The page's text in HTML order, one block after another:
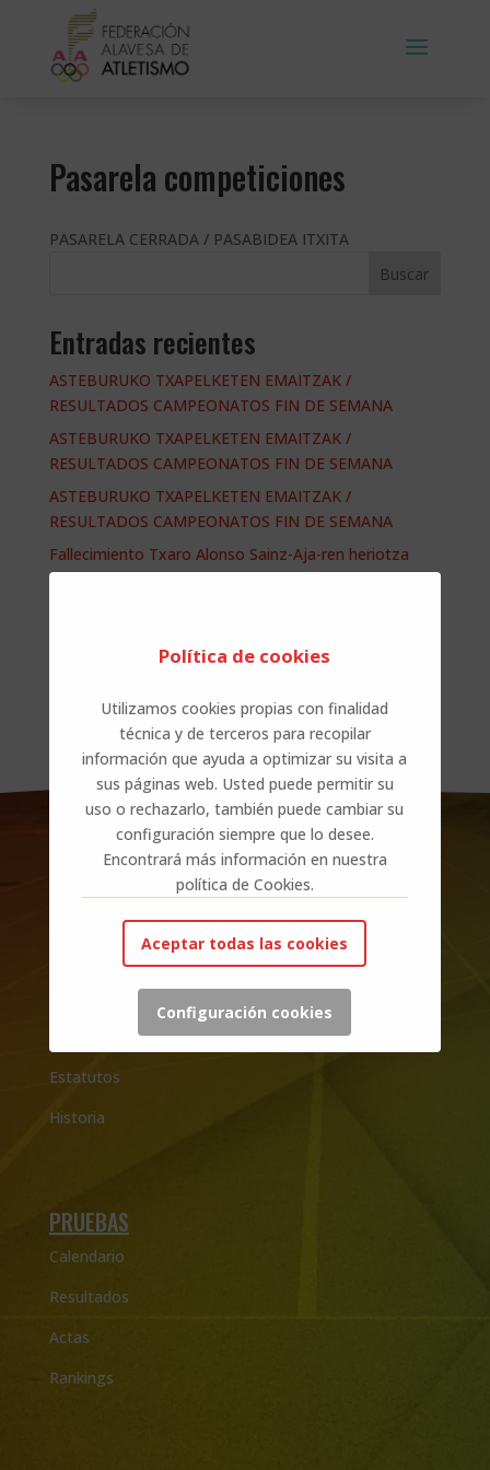
Pasarela competiciones
PASARELA CERRADA / PASABIDEA ITXITA
Buscar
Entradas recientes
ASTEBURUKO TXAPELKETEN EMAITZAK /
RESULTADOS CAMPEONATOS FIN DE SEMANA
ASTEBURUKO TXAPELKETEN EMAITZAK /
RESULTADOS CAMPEONATOS FIN DE SEMANA
ASTEBURUKO TXAPELKETEN EMAITZAK /
RESULTADOS CAMPEONATOS FIN DE SEMANA
Fallecimiento Txaro Alonso Sainz-Aja-ren heriotza
Comentarios recientes
No hay comentarios que mostrar.
LA FEDERACIÓN
Estatutos
Historia
PRUEBAS
Calendario
Resultados
Actas
Rankings
Política de cookies
Utilizamos cookies propias con finalidad
técnica y de terceros para recopilar
información que ayuda a optimizar su visita a
sus páginas web. Usted puede permitir su
uso o rechazarlo, también puede cambiar su
configuración siempre que lo desee.
Encontrará más información en nuestra
política de Cookies.
Aceptar todas las cookies
Configuración cookies